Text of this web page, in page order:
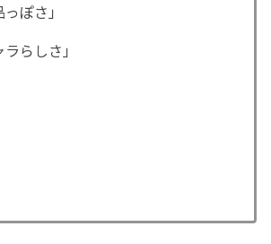
ぽさ」
ラらしさ」